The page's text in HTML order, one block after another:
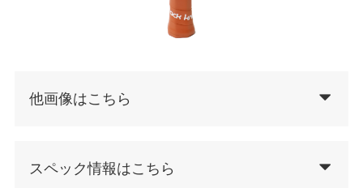
他画像はこちら
スペック情報はこちら